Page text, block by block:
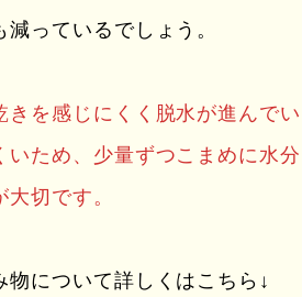
っているでしょう。
きを感じにくく脱水が進んでい
いため、少量ずつこまめに水分
切です。
物について詳しくはこちら↓